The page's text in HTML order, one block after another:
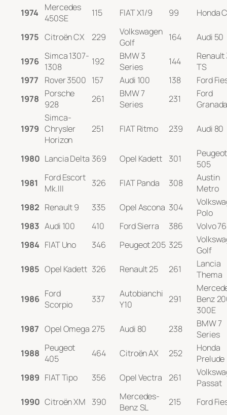
1974
Mercedes
450SE
115 FIAT X1/9 99 Honda
1975 Citroën CX 229
Volkswagen
Golf
164 Audi 50
1976 Simca 1307-
1308
192
BMW 3
Series
144
Renault
TS
1977
Rover 3500 157 Audi 100 138
Ford
1978 Porsche
928
261
BMW 7
Series
231
Ford
1979
Simca-
Chrysler
Horizon
251 FIAT Ritmo 239 Audi 80
1980 Lancia Delta 369 Opel Kadett 301
Peugeot
505
1981
Ford Escort
Mk.III
326 FIAT Panda 308
Austin
Metro
1982 Renault 9 335 Opel Ascona 304
Polo
1983 Audi 100 410 Ford Sierra 386
Volvo
1984 FIAT Uno 346 Peugeot 205 325
Golf
1985 Opel Kadett 326 Renault 25 261
Lancia
Thema
1986 Ford
Scorpio
337
Autobianchi
Y10
291
Benz
300E
1987 Opel Omega 275 Audi 80 238
BMW 7
Series
1988 Peugeot
405
464 Citroën AX 252
Honda
Prelude
1989 FIAT Tipo 356 Opel Vectra 261
Passat
1990 Citroën XM 390
Mercedes-
Benz SL
215
Ford